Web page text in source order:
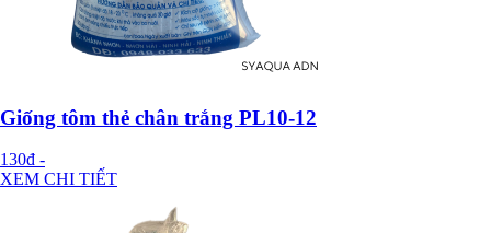
Giống tôm thẻ chân trắng PL10-12
130đ -
XEM CHI TIẾT